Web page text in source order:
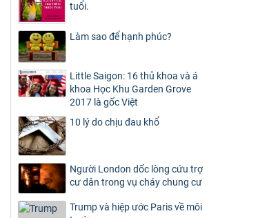
tuổi.
Làm sao để hạnh phúc?
Little Saigon: 16 thủ khoa và á
khoa Học Khu Garden Grove
2017 là gốc Việt
10 lý do chịu đau khổ
Người London dốc lòng cứu trợ
cư dân trong vụ cháy chung cư
Trump và hiệp ước Paris về môi